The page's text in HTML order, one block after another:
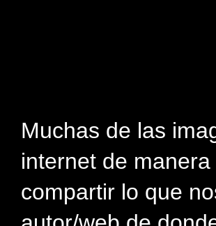
Muchas de las
internet de
compartir lo que